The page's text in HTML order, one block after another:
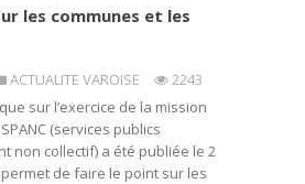
les communes et les
ACTUALITE VAROISE
2243
sur l’exercice de la mission
(services publics
non collectif) a été publiée le 2
permet de faire le point sur les